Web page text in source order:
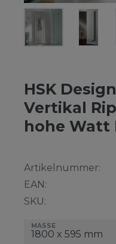
HSK
Vertikal
hohe Watt
Artikelnummer:
EAN:
SKU:
MASSE